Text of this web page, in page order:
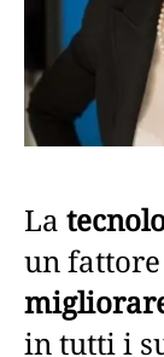
La
un
in tutti i